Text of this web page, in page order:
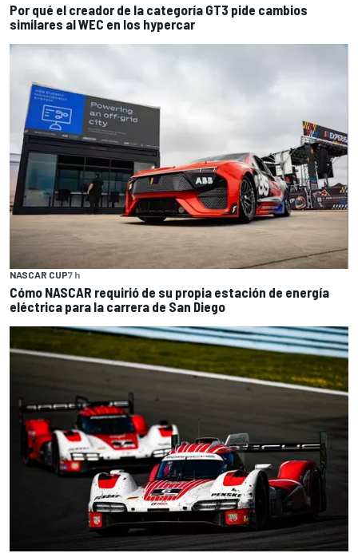
Por qué el creador de la categoría GT3 pide cambios
similares al WEC en los hypercar
NASCAR CUP7 h
Cómo NASCAR requirió de su propia estación de energía
eléctrica para la carrera de San Diego